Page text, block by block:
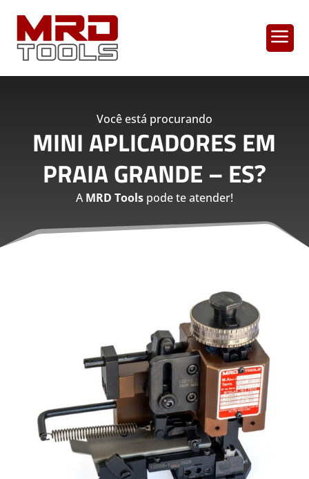
a
Você está procurando
MINI APLICADORES EM
PRAIA GRANDE – ES?
AMRD Toolspode te atender!